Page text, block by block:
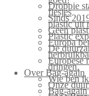
Droppie
flesjes
Sinds
plastic uit
Geen
Plastic
Europa
De
Europese
dringen.
Over Bag-again
Wie ben
Onze
Bag-